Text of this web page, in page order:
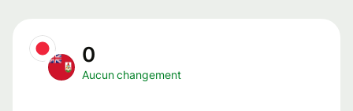
0
Aucun changement